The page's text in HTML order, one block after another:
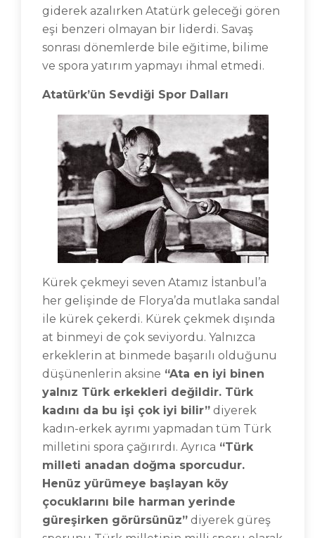
giderek azalırken Atatürk geleceği gören
eşi benzeri olmayan bir liderdi. Savaş
sonrası dönemlerde bile eğitime, bilime
ve spora yatırım yapmayı ihmal etmedi.
Atatürk’ün Sevdiği Spor Dalları
Kürek çekmeyi seven Atamız İstanbul’a
her gelişinde de Florya’da mutlaka sandal
ile kürek çekerdi. Kürek çekmek dışında
at binmeyi de çok seviyordu. Yalnızca
erkeklerin at binmede başarılı olduğunu
düşünenlerin aksine “Ata en iyi binen
yalnız Türk erkekleri değildir. Türk
kadını da bu işi çok iyi bilir” diyerek
kadın-erkek ayrımı yapmadan tüm Türk
milletini spora çağırırdı. Ayrıca “Türk
milleti anadan doğma sporcudur.
Henüz yürümeye başlayan köy
çocuklarını bile harman yerinde
güreşirken görürsünüz” diyerek güreş